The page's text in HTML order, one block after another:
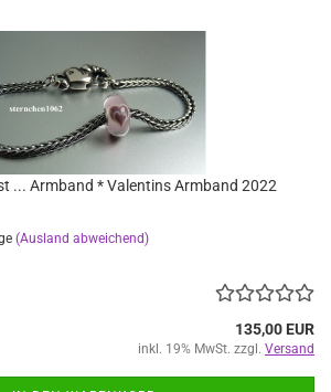
... Armband * Valentins Armband 2022
(Ausland abweichend)
135,00 EUR
inkl. 19% MwSt. zzgl. Versand